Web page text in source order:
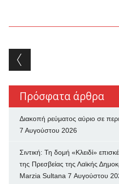
Post
Πρόσφατα άρθρα
Διακοπή ρεύματος αύριο σε
7 Αυγούστου 2026
Σιντική: Τη δομή «Κλειδί»
της Πρεσβείας της Λαϊκής
Marzia Sultana 7 Αυγούστου